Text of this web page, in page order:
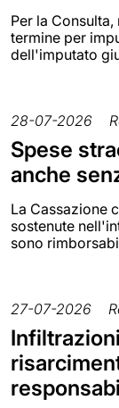
Per la
termine per
dell'imputato
28-07-2026
Spese
anche
La Cassazione
sostenute
sono
27-07-2026